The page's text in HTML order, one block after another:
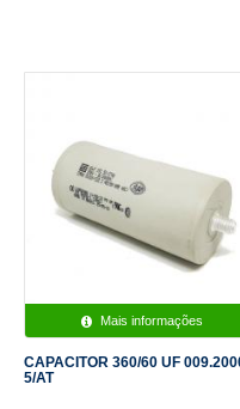
Mais informações
CAPACITOR 360/60 UF
5/AT